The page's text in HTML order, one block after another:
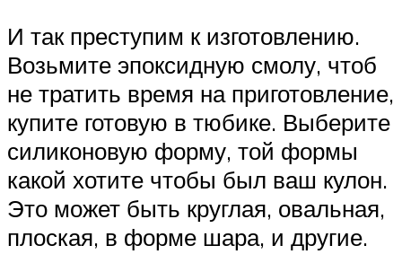
И так преступим к изготовлению.
Возьмите эпоксидную смолу, чтоб
не тратить время на приготовление,
купите готовую в тюбике. Выберите
силиконовую форму, той формы
какой хотите чтобы был ваш кулон.
Это может быть круглая, овальная,
плоская, в форме шара, и другие.